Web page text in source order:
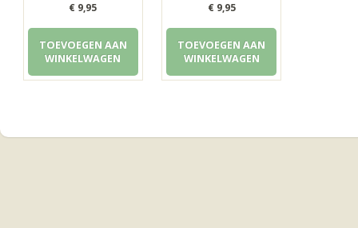
€ 9,95
TOEVOEGEN AAN
WINKELWAGEN
€9,95
TOEVOEGEN AAN
WINKELWAGEN